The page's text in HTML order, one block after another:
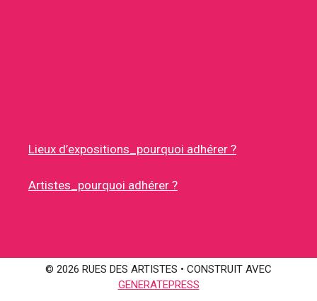
Lieux d’expositions_pourquoi adhérer ?
Artistes_pourquoi adhérer ?
© 2026 RUES DES ARTISTES • CONSTRUIT AVEC
GENERATEPRESS